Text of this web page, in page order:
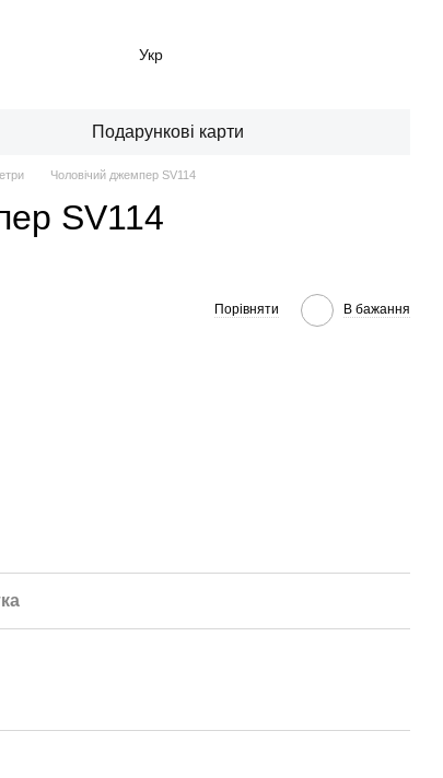
Укр
Подарункові карти
Чоловічий джемпер SV114
SV114
Порівняти В бажання